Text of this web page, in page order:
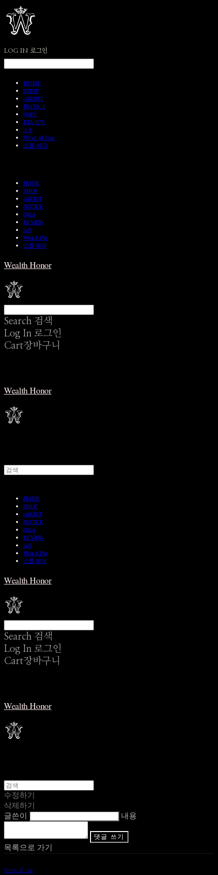
LOG IN 로그인
HOME
SHOP
ABOUT
NOTICE
Q&A
REVIEW
A/S
Wear & Pair
쇼룸 예약
HOME
SHOP
ABOUT
NOTICE
Q&A
REVIEW
A/S
Wear & Pair
쇼룸 예약
Wealth Honor
Search 검색
Log In 로그인
Cart장바구니
Wealth Honor
HOME
SHOP
ABOUT
NOTICE
Q&A
REVIEW
A/S
Wear & Pair
쇼룸 예약
Wealth Honor
Search 검색
Log In 로그인
Cart장바구니
Wealth Honor
수정하기
삭제하기
글쓴이
내용
댓글 쓰기
목록으로 가기
Terms of Use